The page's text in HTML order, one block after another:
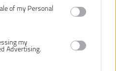
of my Personal
my
Advertising.
Čerpadlá
Kartón